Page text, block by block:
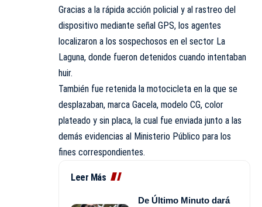
Gracias a la rápida acción policial y al rastreo del
dispositivo mediante señal GPS, los agentes
localizaron a los sospechosos en el sector La
Laguna, donde fueron detenidos cuando intentaban
huir.
También fue retenida la motocicleta en la que se
desplazaban, marca Gacela, modelo CG, color
plateado y sin placa, la cual fue enviada junto a las
demás evidencias al Ministerio Público para los
fines correspondientes.
Leer Más
De Último Minuto dará